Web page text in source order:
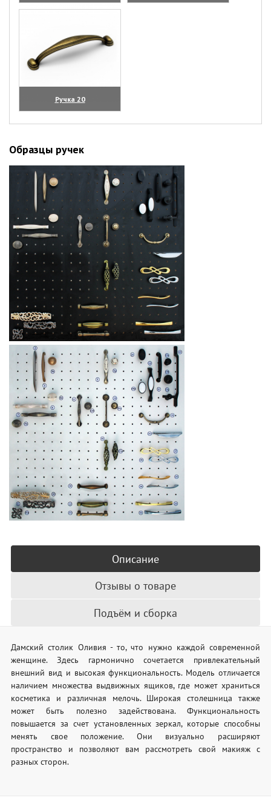
(увеличить)
(увеличить)
Ручка 20
(увеличить)
Образцы ручек
Описание
Отзывы о товаре
Подъём и сборка
Дамский столик Оливия - то, что нужно каждой современной
женщине. Здесь гармонично сочетается привлекательный
внешний вид и высокая функциональность. Модель отличается
наличием множества выдвижных ящиков, где может храниться
косметика и различная мелочь. Широкая столешница также
может быть полезно задействована. Функциональность
повышается за счет установленных зеркал, которые способны
менять свое положение. Они визуально расширяют
пространство и позволяют вам рассмотреть свой макияж с
разных сторон.